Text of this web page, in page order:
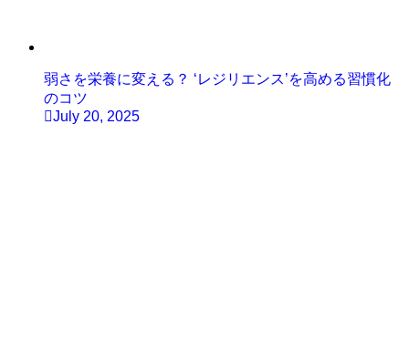
弱さを栄養に変える？ ‘レジリエンス’を高める習慣化
のコツ
July 20, 2025